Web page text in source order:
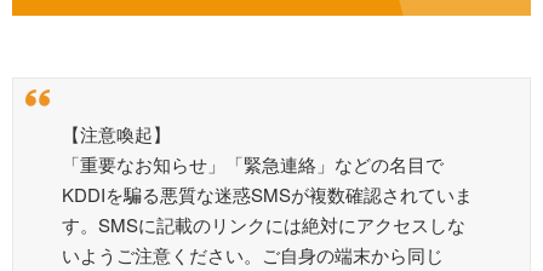
【注意喚起】
「重要なお知らせ」「緊急連絡」などの名目で
KDDIを騙る悪質な迷惑SMSが複数確認されていま
す。SMSに記載のリンクには絶対にアクセスしな
いようご注意ください。ご自身の端末から同じ